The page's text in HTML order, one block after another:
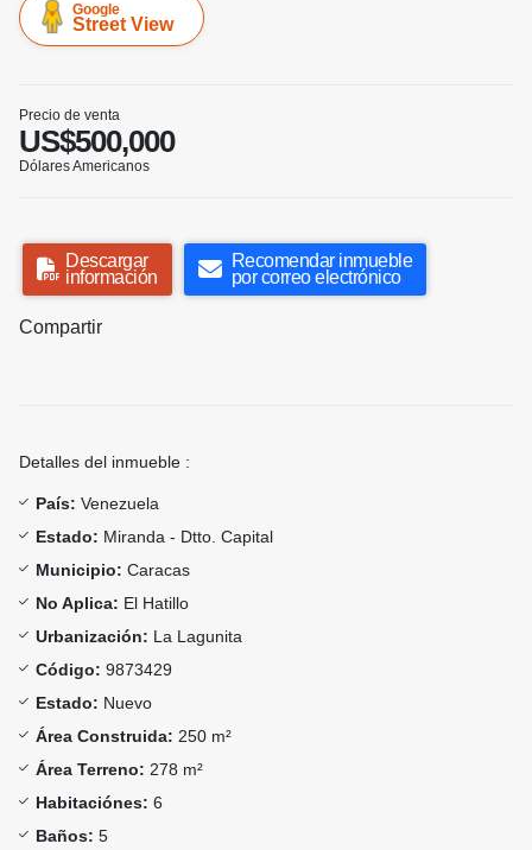
Google
Street View
Precio de venta
US$500,000
Dólares Americanos
Descargar
información
Recomendar inmueble
por correo electrónico
Compartir
Detalles del inmueble :
País: Venezuela
Estado: Miranda - Dtto. Capital
Municipio: Caracas
No Aplica: El Hatillo
Urbanización: La Lagunita
Código: 9873429
Estado: Nuevo
Área Construida: 250 m²
Área Terreno: 278 m²
Habitaciónes: 6
Baños: 5